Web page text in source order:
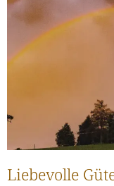
Liebevolle